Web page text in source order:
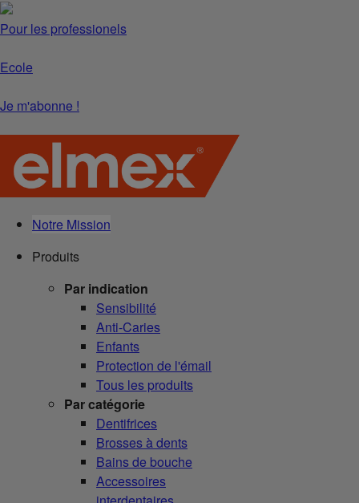
Pour les professionels
Ecole
Je m'abonne !
Notre Mission
Produits
Par indication
Sensibilité
Anti-Caries
Enfants
Protection de l'émail
Tous les produits
Par catégorie
Dentifrices
Brosses à dents
Bains de bouche
Accessoires